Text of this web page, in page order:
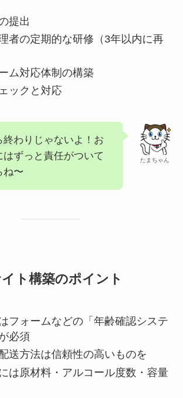
提出
者の定期的な研修（3年以内に再
ム対応体制の構築
ックと対応
たまちゃん
終わりじゃないよ！お
はずっと責任がついて
ね〜
ト構築のポイント
フォームなどの「年齢確認システ
必須
送方法は信頼性の高いものを
は原材料・アルコール度数・容量